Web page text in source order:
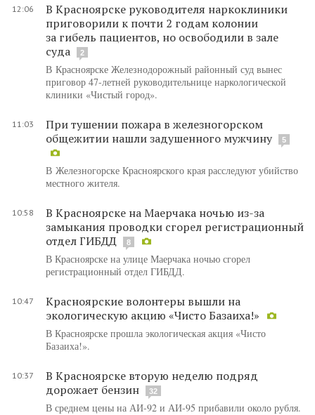
12:06
В Красноярске руководителя наркоклиники
приговорили к почти 2 годам колонии
за гибель пациентов, но освободили в зале
суда
2
В Красноярске Железнодорожный районный суд вынес
приговор 47-летней руководительнице наркологической
клиники «Чистый город».
11:03
При тушении пожара в железногорском
общежитии нашли задушенного мужчину
5
В Железногорске Красноярского края расследуют убийство
местного жителя.
10:58
В Красноярске на Маерчака ночью из-за
замыкания проводки сгорел регистрационный
отдел ГИБДД
8
В Красноярске на улице Маерчака ночью сгорел
регистрационный отдел ГИБДД.
10:47
Красноярские волонтеры вышли на
экологическую акцию «Чисто Базаиха!»
В Красноярске прошла экологическая акция «Чисто
Базаиха!».
10:37
В Красноярске вторую неделю подряд
дорожает бензин
32
В среднем цены на АИ-92 и АИ-95 прибавили около рубля.